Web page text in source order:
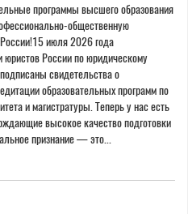
программы высшего образования
общественную
июля 2026 года
России по юридическому
свидетельства о
образовательных программ по
и магистратуры. Теперь у нас есть
высокое качество подготовки
признание — это...